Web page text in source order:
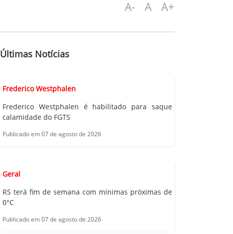
A- A A+
Últimas Notícias
Frederico Westphalen
Frederico Westphalen é habilitado para saque
calamidade do FGTS
Publicado em 07 de agosto de 2026
Geral
RS terá fim de semana com mínimas próximas de
0°C
Publicado em 07 de agosto de 2026